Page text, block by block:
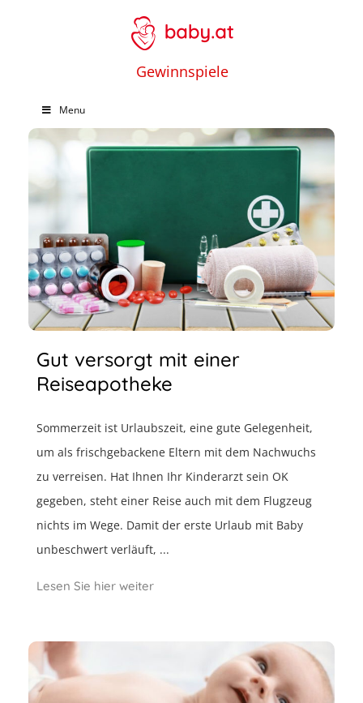
Gewinnspiele
Menu
Gut versorgt mit einer
Reiseapotheke
Sommerzeit ist Urlaubszeit, eine gute Gelegenheit,
um als frischgebackene Eltern mit dem Nachwuchs
zu verreisen. Hat Ihnen Ihr Kinderarzt sein OK
gegeben, steht einer Reise auch mit dem Flugzeug
nichts im Wege. Damit der erste Urlaub mit Baby
unbeschwert verläuft, ...
Lesen Sie hier weiter